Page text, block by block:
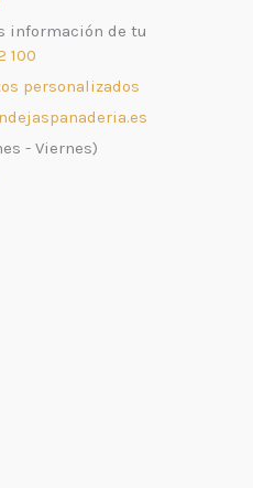
información de tu
100
personalizados
- Viernes)